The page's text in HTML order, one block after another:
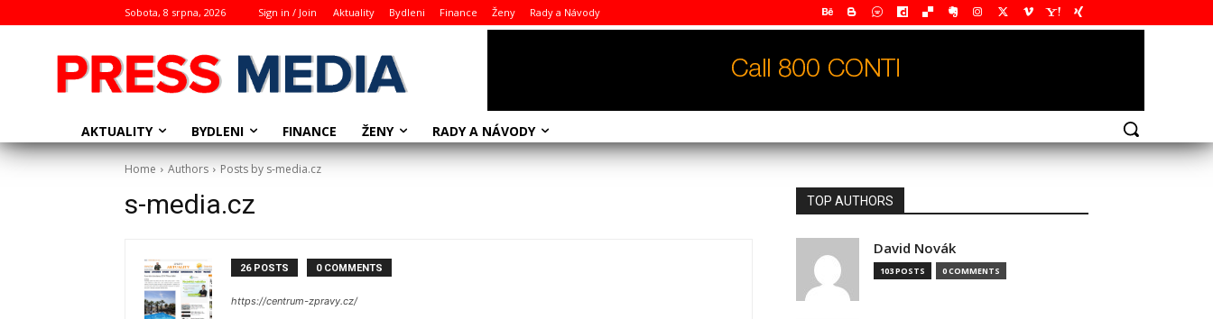
Sobota, 8 srpna, 2026 Sign in / Join Aktuality Bydleni Finance Ženy Rady a Návody
AKTUALITY BYDLENI FINANCE ŽENY RADY A NÁVODY
Home Authors Posts by s-media.cz
s-media.cz
26 POSTS 0 COMMENTS
https://centrum-zpravy.cz/
TOP AUTHORS
David Novák
103 POSTS 0 COMMENTS